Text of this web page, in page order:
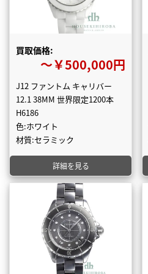
買取価格:
〜￥500,000円
J12 ファントム キャリバー
12.1 38MM 世界限定1200本
H6186
色:ホワイト
材質:セラミック
詳細を見る